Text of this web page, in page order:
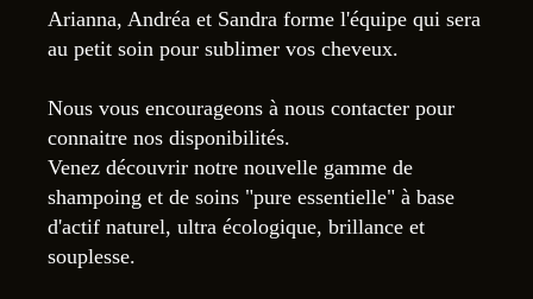
Arianna, Andréa et Sandra forme l'équipe qui sera
au petit soin pour sublimer vos cheveux.
Nous vous encourageons à nous contacter pour
connaitre nos disponibilités.
Venez découvrir notre nouvelle gamme de
shampoing et de soins "pure essentielle" à base
d'actif naturel, ultra écologique, brillance et
souplesse.